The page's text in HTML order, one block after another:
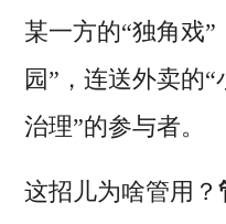
某一方的“独角戏
园”，连送外卖的
治理”的参与者。
这招儿为啥管用？